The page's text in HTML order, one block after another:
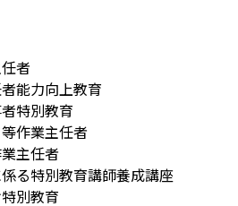
者
能力向上教育
特別教育
作業主任者
主任者
る特別教育講師養成講座
別教育